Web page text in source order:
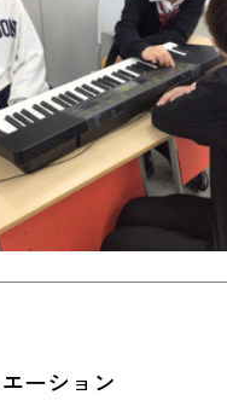
ーション